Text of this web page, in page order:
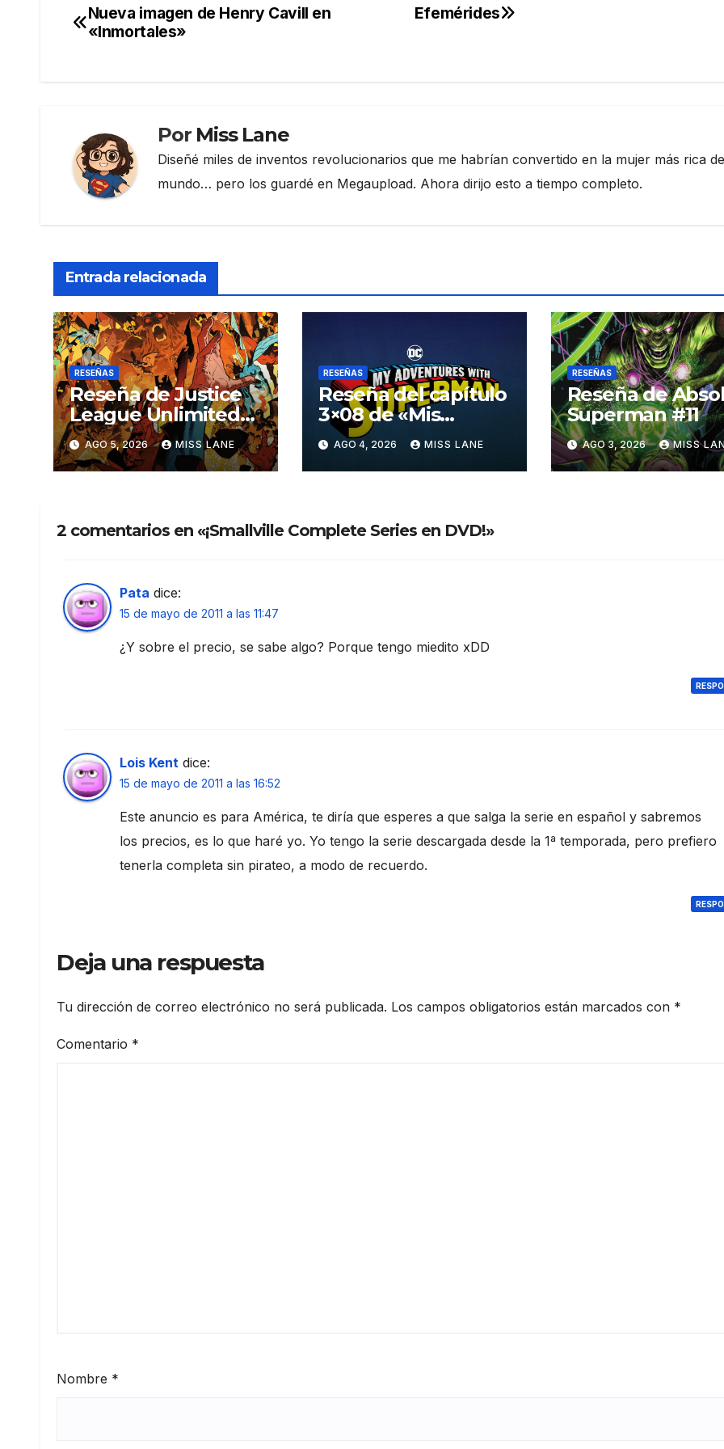
e
b
er gr
a
p
Navegación
Efemérides
Nueva imagen de Henry Cavill en
«Inmortales»
Por Miss Lane
Diseñé miles de inventos revolucionarios que me habrían convertido en la mujer más rica
mundo… pero los guardé en Megaupload. Ahora dirijo esto a tiempo completo.
Entrada relacionada
RESEÑAS
Reseña de Justice
League Unlimited
#11AGO 5, 2026 MISS LANE
RESEÑAS
Reseña del capítulo
3×08 de «Mis
aventuras con
Superman»
AGO 4, 2026 MISS LANE
RESEÑAS
Reseña de
Superman #11
AGO 3, 2026 MISS
2 comentarios en «¡Smallville Complete Series en DVD!»
Pata dice:
15 de mayo de 2011 a las 11:47
¿Y sobre el precio, se sabe algo? Porque tengo miedito xDD
Lois Kent dice:
15 de mayo de 2011 a las 16:52
Este anuncio es para América, te diría que esperes a que salga la serie en español y sabremos
los precios, es lo que haré yo. Yo tengo la serie descargada desde la 1ª temporada, pero prefiero
tenerla completa sin pirateo, a modo de recuerdo.
Deja una respuesta
Tu dirección de correo electrónico no será publicada. Los campos obligatorios están marcados con *
Comentario *
Nombre *